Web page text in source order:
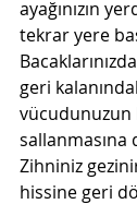
ayağınızın
tekrar yere
geri
Zihniniz
hissine geri